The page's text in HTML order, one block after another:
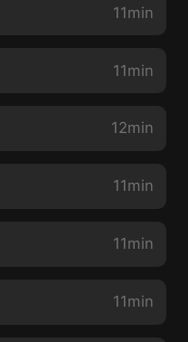
11min
11min
12min
11min
11min
11min